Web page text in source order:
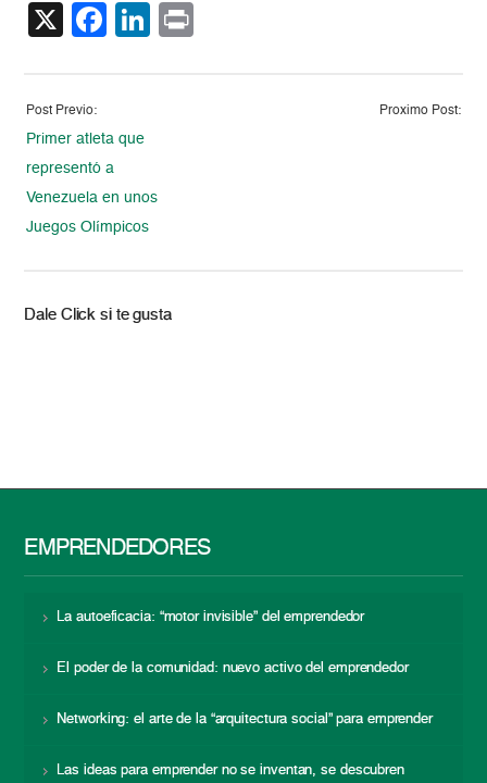
X Facebook
LinkedIn
Post Previo:
Primer atleta que
representó a
Venezuela en unos
Juegos Olímpicos
Proximo Post:
Dale Click si te gusta
EMPRENDEDORES
La autoeficacia: “motor invisible” del emprendedor
El poder de la comunidad: nuevo activo del emprendedor
Networking: el arte de la “arquitectura social” para emprender
Las ideas para emprender no se inventan, se descubren